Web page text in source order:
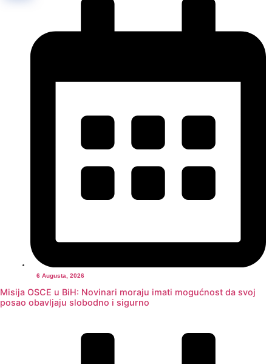
6 Augusta, 2026
Misija OSCE u BiH: Novinari moraju imati mogućnost da svoj
posao obavljaju slobodno i sigurno